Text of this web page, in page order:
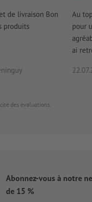
de livraison Bon
produits
Au
pour
ai
des évaluations.
Abonnez-vous à notre
de 15 %